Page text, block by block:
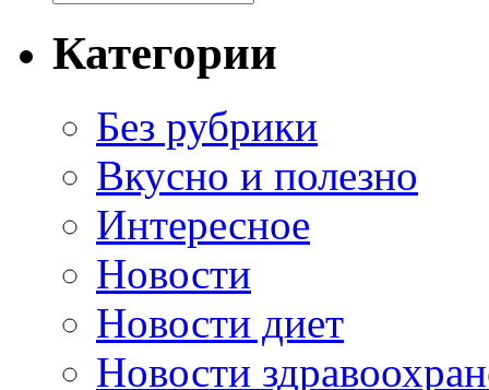
Категории
Без рубрики
Вкусно и полезно
Интересное
Новости
Новости диет
Новости